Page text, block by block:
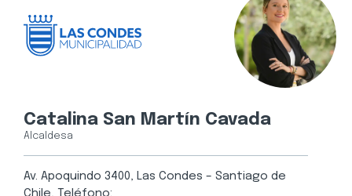
Catalina San Martín Cavada
Alcaldesa
Av. Apoquindo 3400, Las Condes – Santiago de